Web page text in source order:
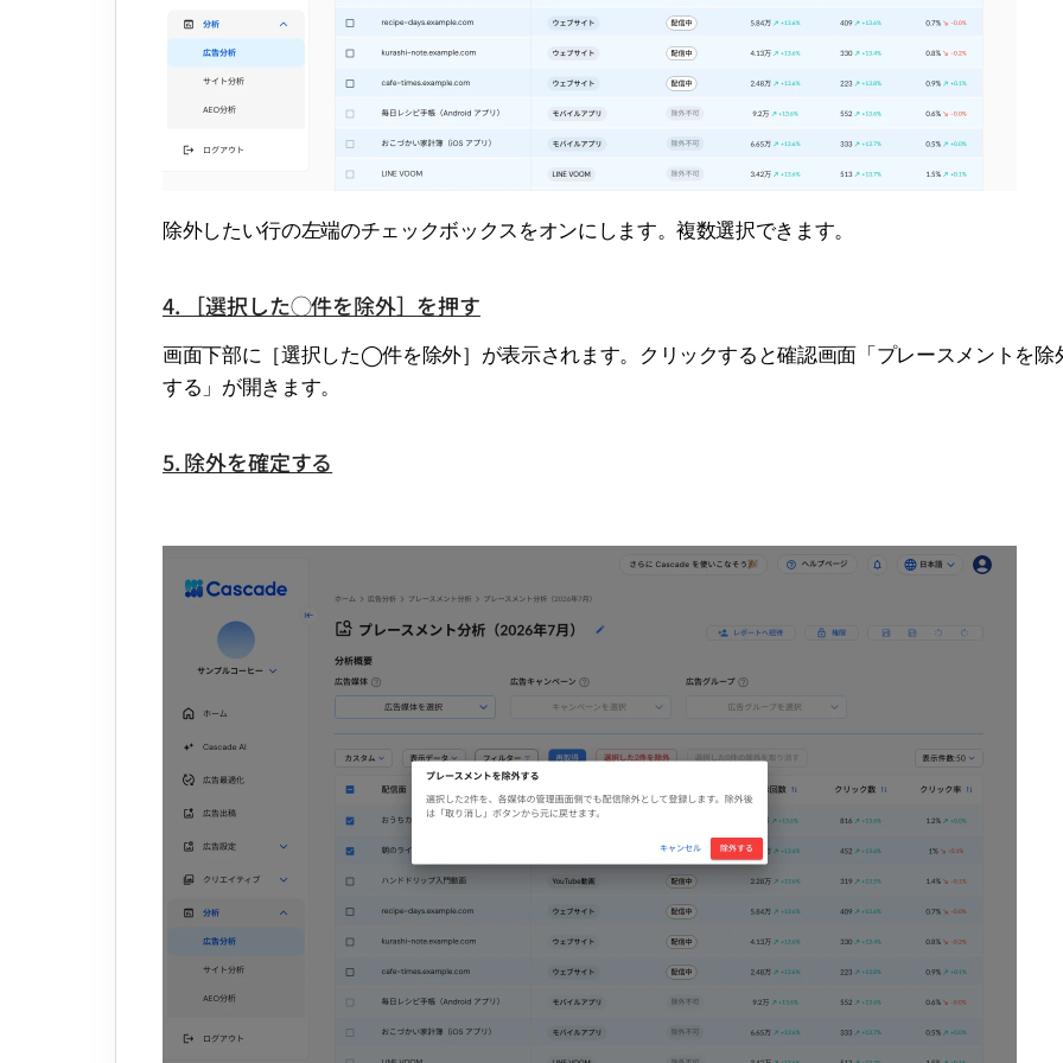
除外したい行の左端のチェックボックスをオンにします。複数選択できます。
4. ［選択した◯件を除外］を押す
画面下部に［選択した◯件を除外］が表示されます。クリックすると確認画面「プレースメントを除
する」が開きます。
5. 除外を確定する